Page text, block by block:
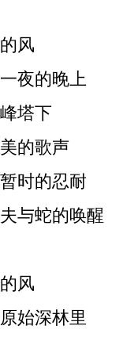
风
夜的晚上
塔下
的歌声
时的忍耐
与蛇的唤醒
风
始深林里